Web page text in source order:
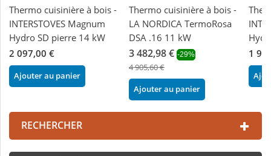
Thermo cuisinière à bois -
INTERSTOVES Magnum
Hydro SD pierre 14 kW
2 097,00 €
Ajouter au panier
Thermo cuisinière à bois -
LA NORDICA TermoRosa
DSA .16 11 kW
3 482,98 € -29%
4 905,60 €
Ajouter au panier
1
RECHERCHER